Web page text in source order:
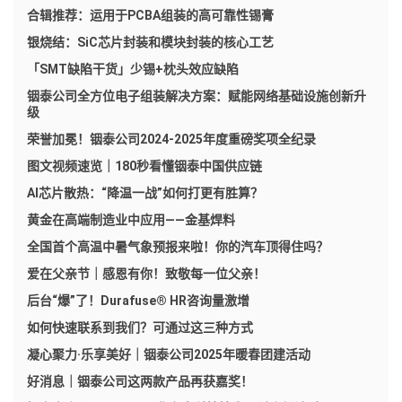
合辑推荐：运用于PCBA组装的高可靠性锡膏
银烧结：SiC芯片封装和模块封装的核心工艺
「SMT缺陷干货」少锡+枕头效应缺陷
铟泰公司全方位电子组装解决方案：赋能网络基础设施创新升
级
荣誉加冕！铟泰公司2024-2025年度重磅奖项全纪录
图文视频速览｜180秒看懂铟泰中国供应链
AI芯片散热：“降温一战”如何打更有胜算？
黄金在高端制造业中应用——金基焊料
全国首个高温中暑气象预报来啦！你的汽车顶得住吗？
爱在父亲节｜感恩有你！致敬每一位父亲！
后台“爆”了！Durafuse® HR咨询量激增
如何快速联系到我们？可通过这三种方式
凝心聚力·乐享美好｜铟泰公司2025年暖春团建活动
好消息｜铟泰公司这两款产品再获嘉奖！